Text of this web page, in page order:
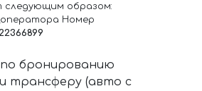
образом:
Номер
бронированию
трансферу (авто с